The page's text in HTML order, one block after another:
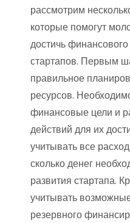
рассмотрим
которые помогут
достичь
стартапов. Первым
правильное
ресурсов.
финансовые цели и
действий для их
учитывать все
сколько денег
развития стартапа.
учитывать
резервного